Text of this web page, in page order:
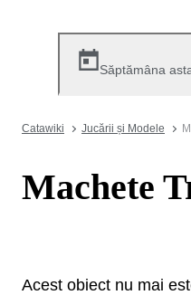
Săptămâna
Catawiki Jucării și Modele
Machete
Acest obiect nu mai